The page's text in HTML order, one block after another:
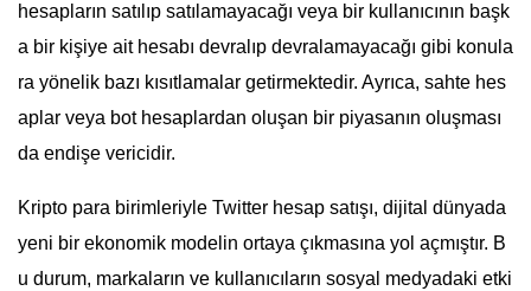
hesapların satılıp satılamayacağı veya bir kullanıcının başk
a bir kişiye ait hesabı devralıp devralamayacağı gibi konula
ra yönelik bazı kısıtlamalar getirmektedir. Ayrıca, sahte hes
aplar veya bot hesaplardan oluşan bir piyasanın oluşması
da endişe vericidir.
Kripto para birimleriyle Twitter hesap satışı, dijital dünyada
yeni bir ekonomik modelin ortaya çıkmasına yol açmıştır. B
u durum, markaların ve kullanıcıların sosyal medyadaki etki